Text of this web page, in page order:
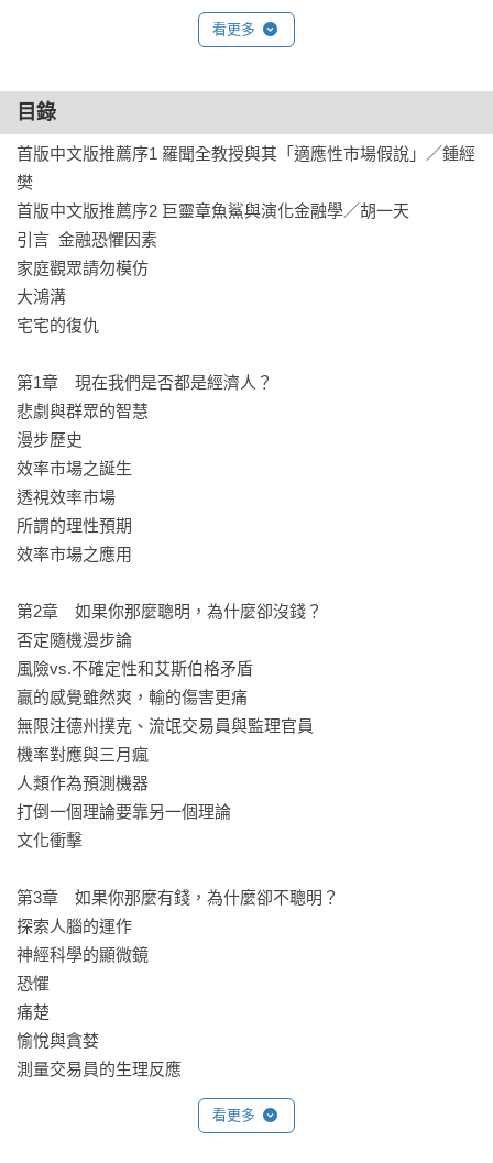
人性會如何「適應」市場？
每當金融瘋狂時，「效率」市場為何失靈？理性的經濟人們為
本書最重要的主張是，我們需要一個新理論，探究大腦的深
處，考量人類如何做決定、如何演化與適應環境，以及心理學
與各種新科技，才能完全明白資產泡沫、銀行擠兌，以及理性
市場與行為證據矛盾的真正原因。我們徹底需要更深入理解人
類在個體與群體環境下的適應本能，補足充滿數學化的效率市
場與定價理論；同時，提出一個與未來世界更契合的金融設
計。
這本書也針對許許多多經濟學的基本問題提出抱負不凡的新思
│書評推薦│
「本書的最大特色是在堅實的理論與實證基礎上，對金融市場
的運作提出一個嶄新的詮釋，不論是金融業者、監理人員、還
是財經學者，看完本書後基本上都會對金融市場產生一個全新
的看法……我認為此書的論點極有潛力成為金融業界的「遊戲
書在學理上所提出的許多論證雖已然很有說服力，但因對現行
金融理論非常像是一個很有破壞性的創新，必然會促成更多的
理論爭辯與研究比較，我對這種學理上的躍進以及隨之產生的
學術辯論有很大的期待。」
國立清華大學計量財務金融系教授 鍾經樊
「羅聞全說得好：金融必須要有目的，金融工程可以用來促進
大規模投機，也可以用來為新藥研發募資。人類不應容許金融
主宰目標，而應該用目標來主宰金融。德國政治家俾斯麥曾
著這種思路，金融運作就是「創造可能的促進者」（the
facilitator of the possible）。
巨大的社會難題要求人類有效合作與運用集體智慧。金融運作
是目前人類運用集體智慧的最高效手段。適應性市場假說指
出，僅憑獲利動機不足以解釋市場在組織人類行為上的成就：
人類受恐懼與貪婪驅使，但還有公平、正義與想像力。」
胡一天（源鉑資本創辦人暨執行長）
「羅聞全是傑出的金融經濟學家、富遠見的創新者、勇敢的反
看更多
目錄
首版中文版推薦序1 羅聞全教授與其「適應性市場假說」／鍾經
樊
首版中文版推薦序2 巨靈章魚鯊與演化金融學／胡一天
引言  金融恐懼因素
家庭觀眾請勿模仿
大鴻溝
宅宅的復仇
第1章　現在我們是否都是經濟人？
悲劇與群眾的智慧
漫步歷史
效率市場之誕生
透視效率市場
所謂的理性預期
效率市場之應用
第2章　如果你那麼聰明，為什麼卻沒錢？
否定隨機漫步論
風險vs.不確定性和艾斯伯格矛盾
贏的感覺雖然爽，輸的傷害更痛
無限注德州撲克、流氓交易員與監理官員
機率對應與三月瘋
人類作為預測機器
打倒一個理論要靠另一個理論
文化衝擊
第3章　如果你那麼有錢，為什麼卻不聰明？
探索人腦的運作
神經科學的顯微鏡
恐懼
痛楚
愉悅與貪婪
測量交易員的生理反應
看更多